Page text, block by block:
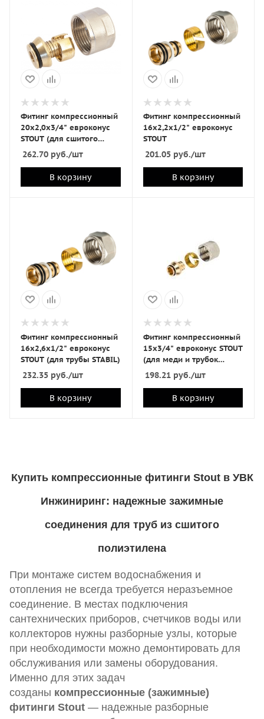
Фитинг компрессионный
20х2,0х3/4" евроконус
STOUT (для сшитого
полиэтилена на теплый
262.70 руб./шт
В корзину
Фитинг компрессионный
16х2,2х1/2" евроконус
STOUT
201.05руб./шт
В корзину
Фитинг компрессионный
16х2,6х1/2" евроконус
STOUT (для трубы STABIL)
232.35 руб./шт
В корзину
Фитинг компрессионный
15х3/4" евроконус STOUT
(для меди и трубок
радиаторных) снят с
производства
198.21руб./шт
В корзину
Купить компрессионные фитинги Stout в УВК
Инжиниринг: надежные зажимные
соединения для труб из сшитого
полиэтилена
При монтаже систем водоснабжения и
отопления не всегда требуется неразъемное
соединение. В местах подключения
сантехнических приборов, счетчиков воды или
коллекторов нужны разборные узлы, которые
при необходимости можно демонтировать для
обслуживания или замены оборудования.
Именно для этих задач
созданы компрессионные (зажимные)
фитинги Stout — надежные разборные